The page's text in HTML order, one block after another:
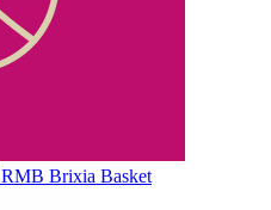
RMB Brixia Basket